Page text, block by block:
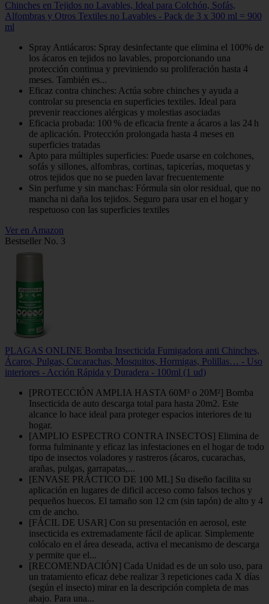
Chinches en Tejidos no Lavables, Ideal para Colchón, Sofás,
Alfombras y Otros Textiles no Lavables - Pack de 3 x 300 ml = 900
ml
Spray Antiácaros: Spray desinfectante que elimina el 100% de
los ácaros en tejidos no lavables, proporcionando una
protección continua y previniendo su proliferación hasta 4
meses. También es...
Eficaz contra chinches: Actúa sobre chinches y ayuda a
controlar su presencia en superficies textiles. Ideal para
prevenir reacciones alérgicas y molestias asociadas
Eficacia probada: 100 % de eficacia frente a ácaros a las 24 h
de aplicación. Protección prolongada hasta 4 meses en
superficies tratadas
Apto para múltiples superficies: Puede usarse en colchones,
sofás y sillones, alfombras, cortinas, tapicerías, moquetas y
otros tejidos que no se pueden lavar frecuentemente
Sin perfume y sin manchas: Fórmula sin olor residual, que no
mancha ni daña los tejidos. Seguro para usar en el hogar y
respetuoso con las superficies textiles
Ver en Amazon
Bestseller No. 3
PLAGAS ONLINE Bomba Insecticida Fumigadora anti Chinches,
Ácaros, Pulgas, Cucarachas, Mosquitos, Hormigas, Polillas… - Uso
interiores - Acción Rápida y Duradera - 100ml (1 ud)
[PROTECCIÓN AMPLIA HASTA 60M³ o 20M²] Bomba
Insecticida de auto descarga total para hasta 20m2. Este
alcance lo hace ideal para proteger espacios interiores de tu
hogar.
[AMPLIO ESPECTRO CONTRA INSECTOS] Elimina de
forma fulminante y eficaz las infestaciones en el hogar de todo
tipo de insectos voladores y rastreros (ácaros, cucarachas,
arañas, pulgas, garrapatas,...
[ENVASE PRÁCTICO DE 100 ML] Su diseño facilita su
aplicación en lugares de dificil acceso como falsos techos y
pequeños huecos. El tamaño son 12 cm (sin tapón) de alto y 4
cm de ancho.
[FÁCIL DE USAR] Con su presentación en aerosol, este
insecticida es extremadamente fácil de aplicar. Simplemente
colócalo en el área deseada, activa el mecanismo de descarga
y permite que el...
[RECOMENDACIÓN] Cada Unidad es de un solo uso, para
un tratamiento eficaz debe realizar 3 repeticiones cada X días
(según el insecto) mirar en la descripción completa de mas
abajo. Para una...